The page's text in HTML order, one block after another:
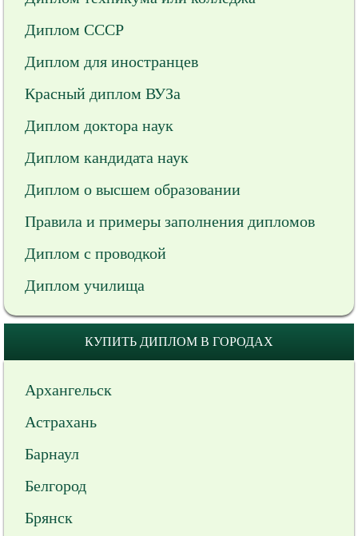
Диплом СССР
Диплом для иностранцев
Красный диплом ВУЗа
Диплом доктора наук
Диплом кандидата наук
Диплом о высшем образовании
Правила и примеры заполнения дипломов
Диплом с проводкой
Диплом училища
КУПИТЬ ДИПЛОМ В ГОРОДАХ
Архангельск
Астрахань
Барнаул
Белгород
Брянск